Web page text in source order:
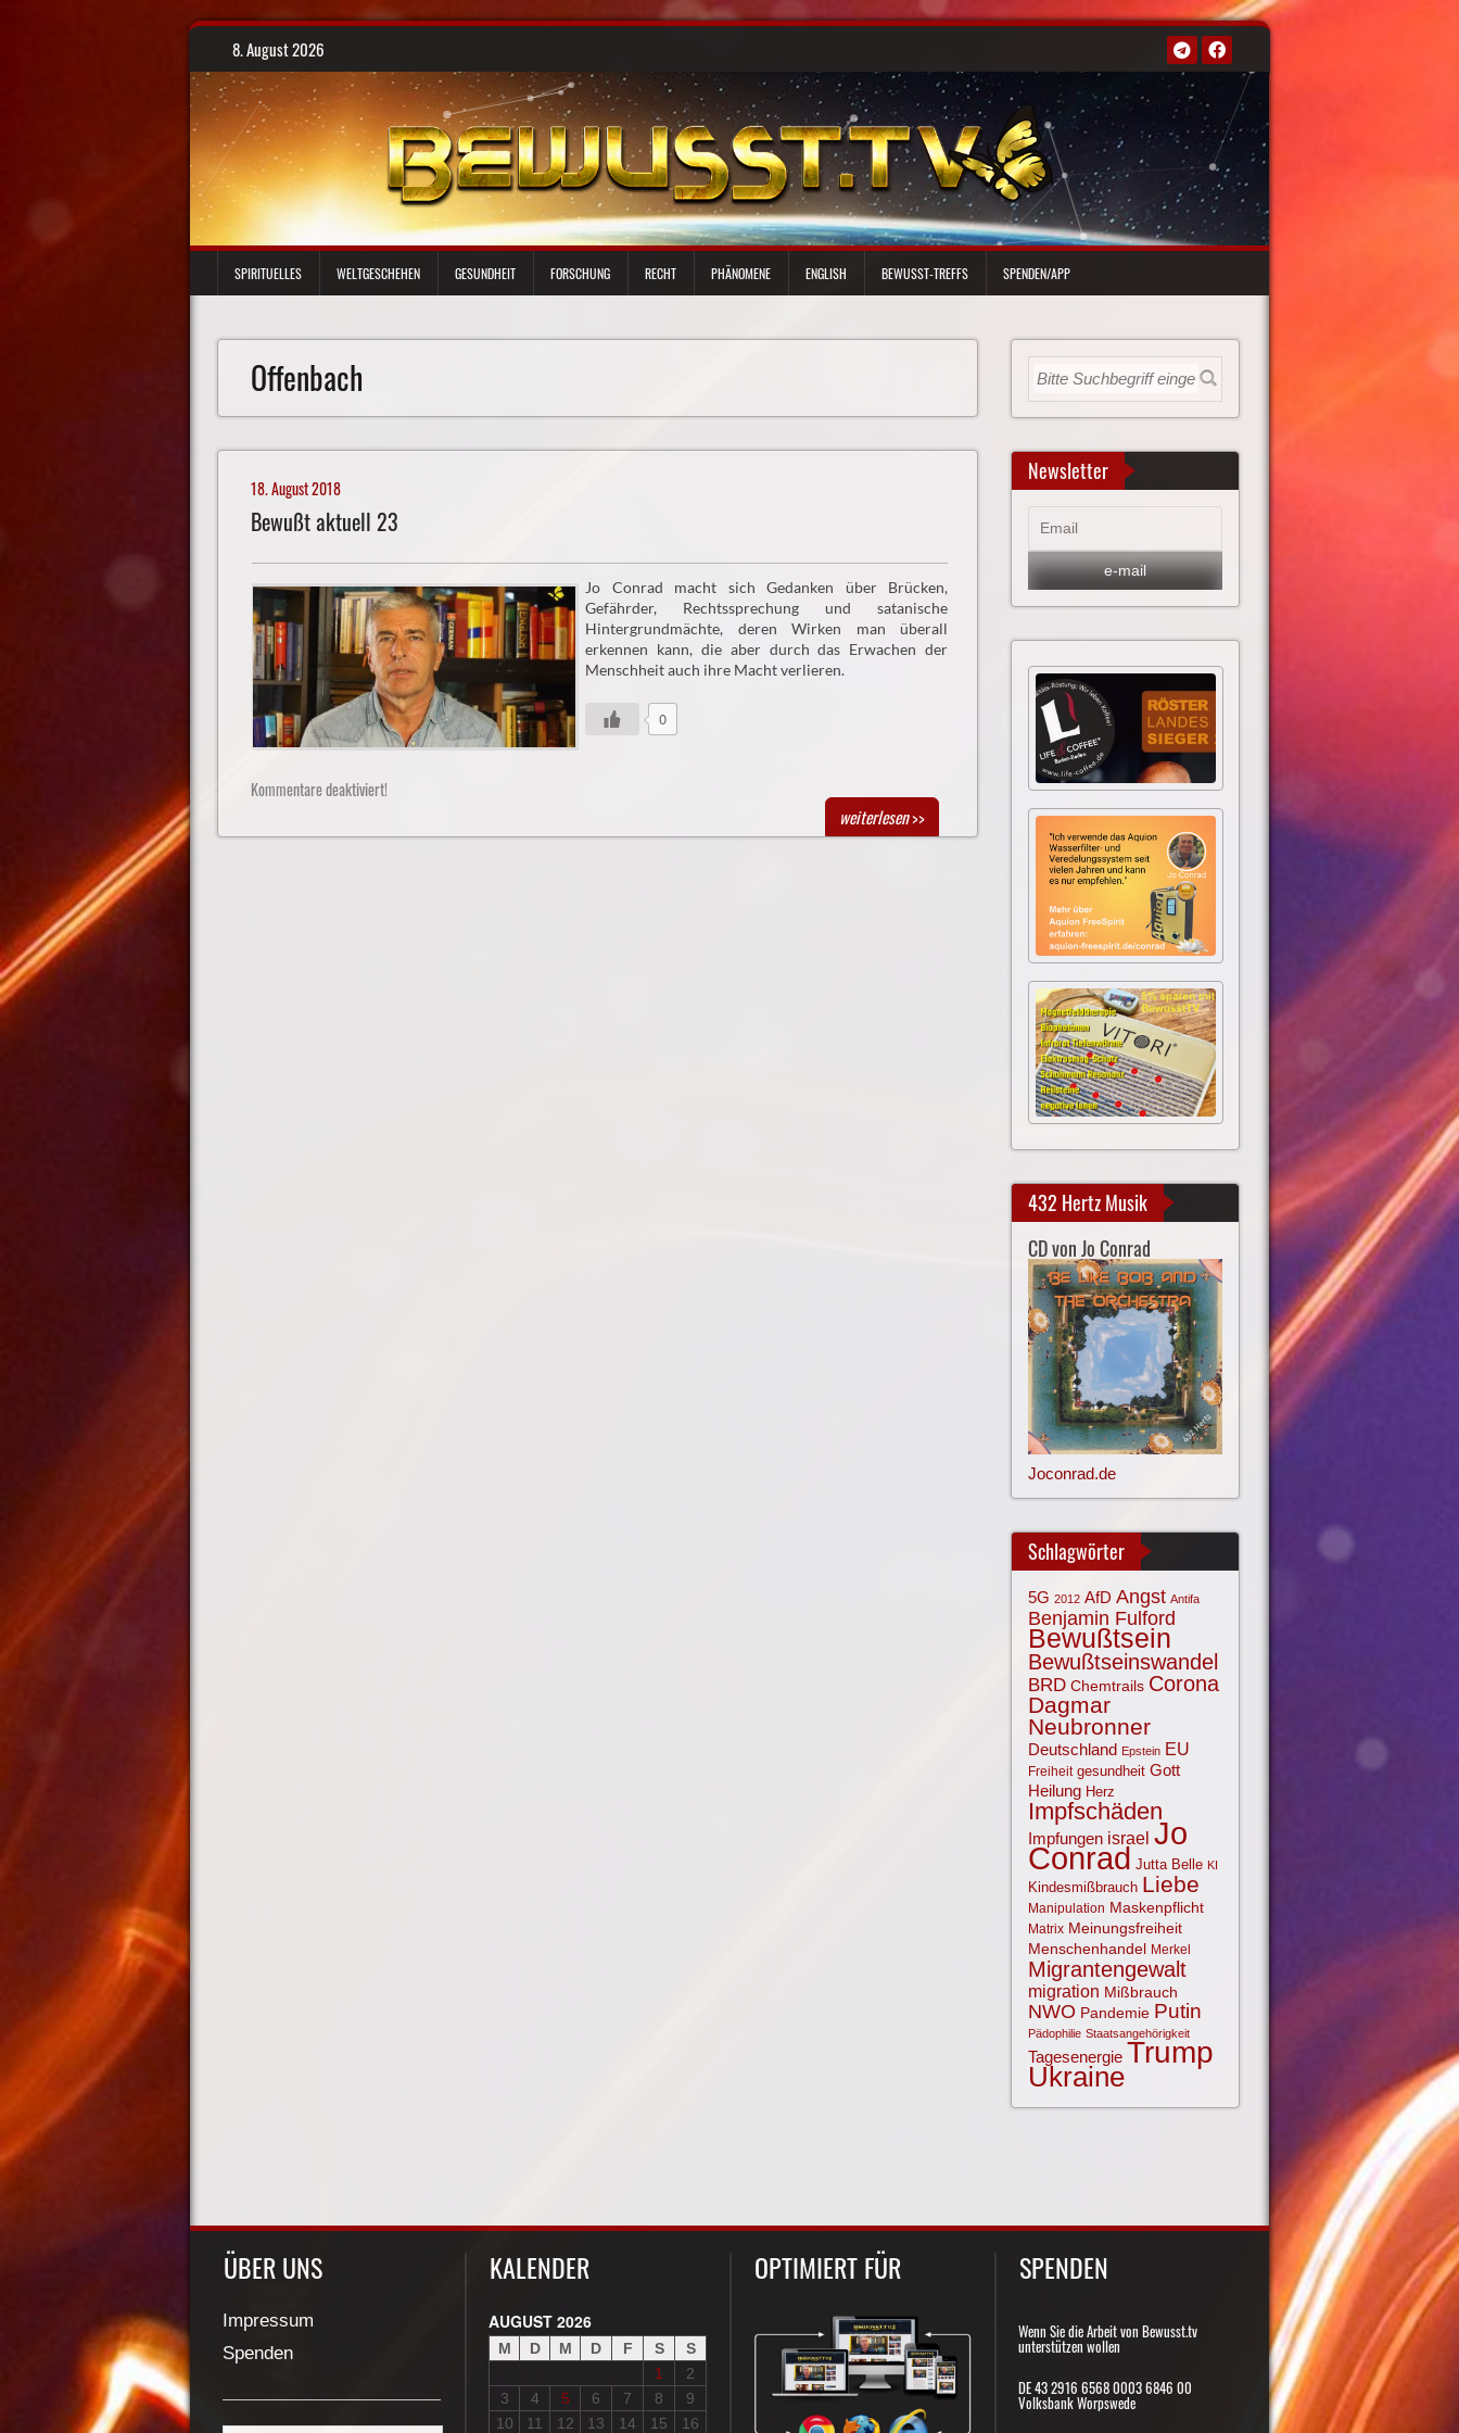
Skip
content
8. August 2026
SPIRITUELLES WELTGESCHEHEN GESUNDHEIT FORSCHUNG RECHT PHÄNOMENE ENGLISH BEWUSST-TREFFS SPENDEN/APP
Offenbach
18. August 2018
Bewußt aktuell 23
Jo Conrad macht sich Gedanken über Brücken,
Gefährder, Rechtssprechung und satanische
Hintergrundmächte, deren Wirken man überall
erkennen kann, die aber durch das Erwachen der
Menschheit auch ihre Macht verlieren.
0
Kommentare deaktiviert!
weiterlesen>>
Newsletter
432 Hertz Musik
CD von Jo Conrad
Joconrad.de
Schlagwörter
5G 2012 AfD Angst Antifa
Benjamin Fulford
Bewußtsein
Bewußtseinswandel
BRD Chemtrails Corona
Dagmar
Neubronner
Deutschland Epstein EU
Freiheit gesundheit Gott
Heilung Herz
Impfschäden
Impfungen israel Jo
Conrad Jutta Belle KI
Kindesmißbrauch Liebe
Manipulation Maskenpflicht
Matrix Meinungsfreiheit
Menschenhandel Merkel
Migrantengewalt
migration Mißbrauch
NWO Pandemie Putin
Pädophilie Staatsangehörigkeit
Tagesenergie Trump
Ukraine
ÜBER UNS
Impressum
Spenden
KALENDER
AUGUST 2026
M D M D F S
S
1
2
3
4 5 6 7 8
9
10
11 12 13 14 15 16
OPTIMIERT FÜR SPENDEN
Wenn Sie die Arbeit von Bewusst.tv
unterstützen wollen
DE 43 2916 6568 0003 6846 00
Volksbank Worpswede